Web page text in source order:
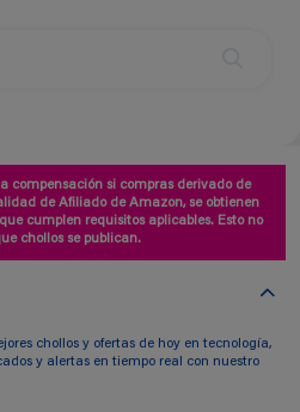
compensación si compras derivado de
de Afiliado de Amazon, se obtienen
cumplen requisitos aplicables. Esto no
chollos se publican.
chollos y ofertas de hoy en tecnología,
y alertas en tiempo real con nuestro